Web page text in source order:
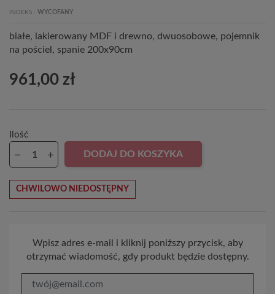
INDEKS WYCOFANY
białe, lakierowany MDF i drewno, dwuosobowe, pojemnik
na pościel, spanie 200x90cm
961,00 zł
Ilość
DODAJ DO KOSZYKA
CHWILOWO NIEDOSTĘPNY
Wpisz adres e-mail i kliknij poniższy przycisk, aby
otrzymać wiadomość, gdy produkt będzie dostępny.